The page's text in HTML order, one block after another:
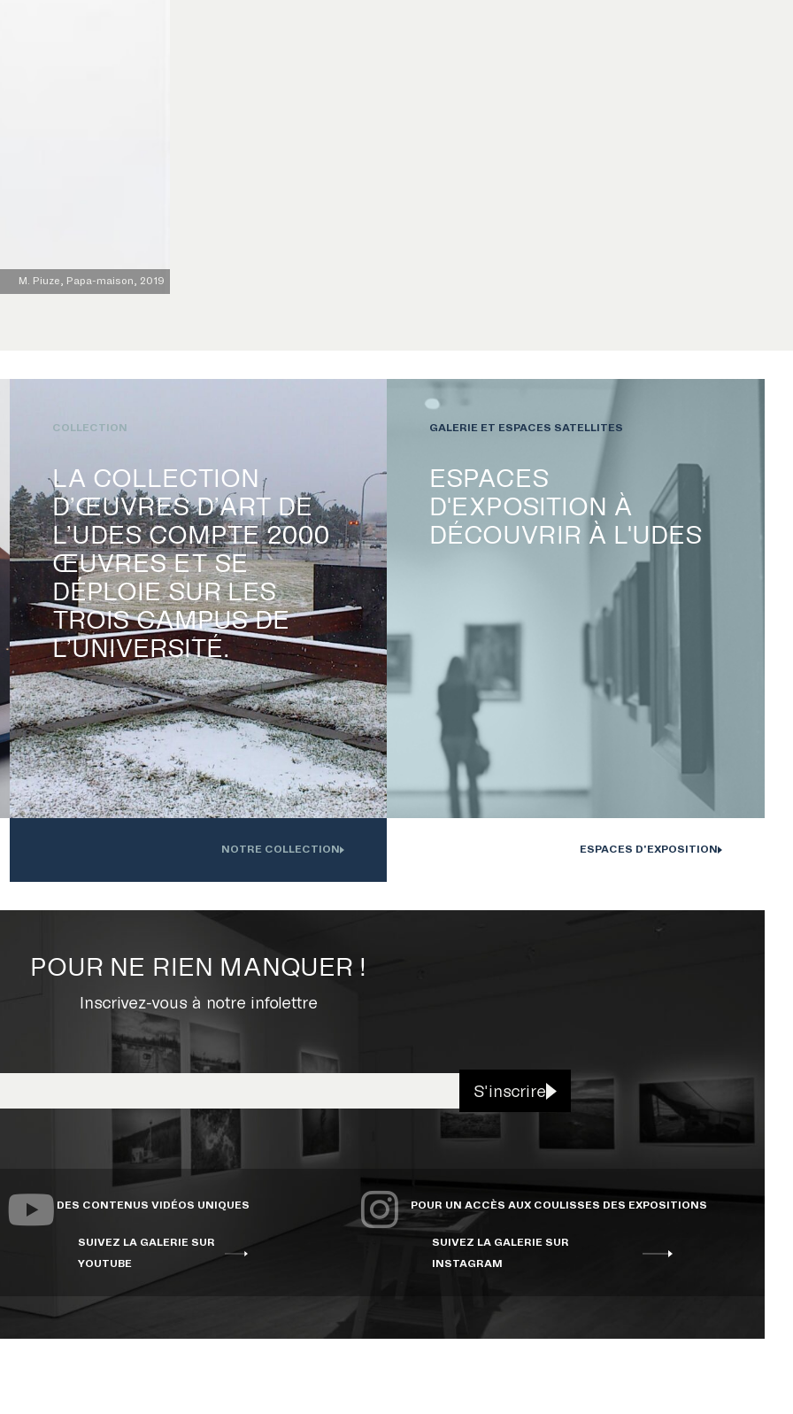
DE SHERBROOKE
M. Piuze, Papa-maison, 2019
Oeuvre installée devant l'Institution interdisciplinaire d'innovation
LA COLLECTION
D’ŒUVRES D’ART DE
L’UDES COMPTE 2000
ŒUVRES ET SE
DÉPLOIE SUR LES
TROIS CAMPUS DE
L’UNIVERSITÉ.
COLLECTION
NOTRE COLLECTION
ESPACES
D'EXPOSITION À
DÉCOUVRIR À L'UDES
GALERIE ET ESPACES SATELLITES
ESPACES D'EXPOSITION
POUR NE RIEN MANQUER !
Inscrivez-vous à notre infolettre
S'inscrire
DES CONTENUS VIDÉOS UNIQUES
SUIVEZ LA GALERIE SUR
YOUTUBE
POUR UN ACCÈS AUX COULISSES DES EXPOSITIONS
SUIVEZ LA GALERIE SUR
INSTAGRAM